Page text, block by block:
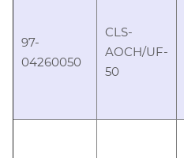
97-
04260050
CLS-
AOCH/UF-
50